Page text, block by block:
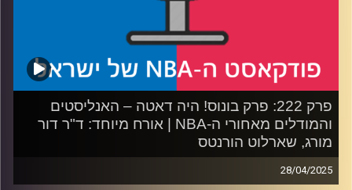
עידן לוצקי
פרק 222: פרק בונוס! היה דאטה – האנליסטים
והמודלים מאחורי ה-NBA | אורח מיוחד: ד"ר דור
מורג, שארלוט הורנטס
28/04/2025